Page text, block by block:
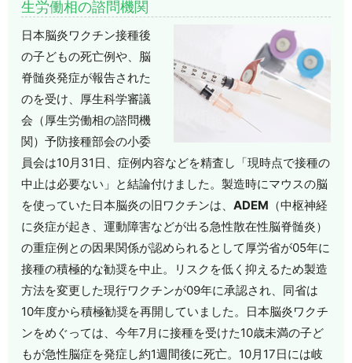
生労働相の諮問機関
日本脳炎ワクチン接種後
の子どもの死亡例や、脳
脊髄炎発症が報告された
のを受け、厚生科学審議
会（厚生労働相の諮問機
関）予防接種部会の小委
員会は10月31日、症例内容などを精査し「現時点で接種の
中止は必要ない」と結論付けました。製造時にマウスの脳
を使っていた日本脳炎の旧ワクチンは、ADEM （中枢神経
に炎症が起き、運動障害などが出る急性散在性脳脊髄炎）
の重症例との因果関係が認められるとして厚労省が05年に
接種の積極的な勧奨を中止。リスクを低く抑えるため製造
方法を変更した現行ワクチンが09年に承認され、同省は
10年度から積極勧奨を再開していました。日本脳炎ワクチ
ンをめぐっては、今年7月に接種を受けた10歳未満の子ど
もが急性脳症を発症し約1週間後に死亡。10月17日には岐